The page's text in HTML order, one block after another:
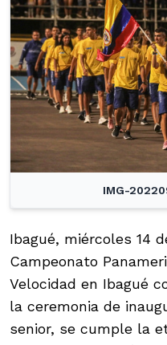
IMG-
Ibagué, miércoles 14
Campeonato
Velocidad en Ibagué
la ceremonia de
senior, se cumple la